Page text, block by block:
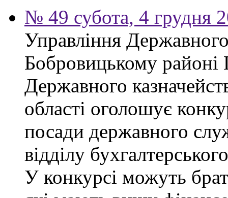
№ 49 субота, 4 грудня
Управління
Бобровицькому районі
Державного
області оголошує
посади державного
відділу
У конкурсі можуть